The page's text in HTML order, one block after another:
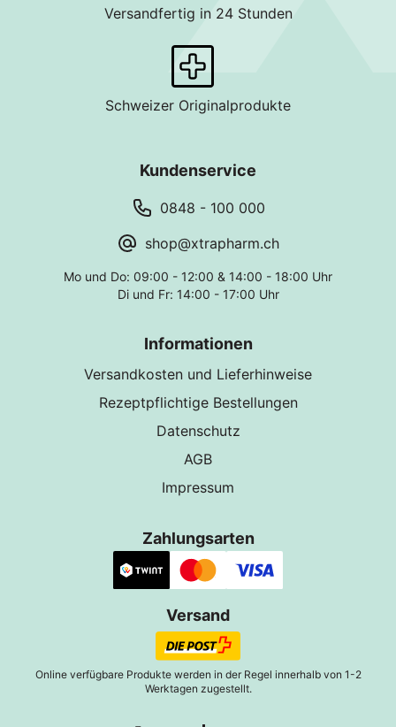
Versandfertig in 24 Stunden
Schweizer Originalprodukte
Kundenservice
0848 - 100 000
shop@xtrapharm.ch
Mo und Do: 09:00 - 12:00 & 14:00 - 18:00 Uhr
Di und Fr: 14:00 - 17:00 Uhr
Informationen
Versandkosten und Lieferhinweise
Rezeptpflichtige Bestellungen
Datenschutz
AGB
Impressum
Zahlungsarten
Versand
Online verfügbare Produkte werden in der Regel innerhalb von 1-2
Werktagen zugestellt.